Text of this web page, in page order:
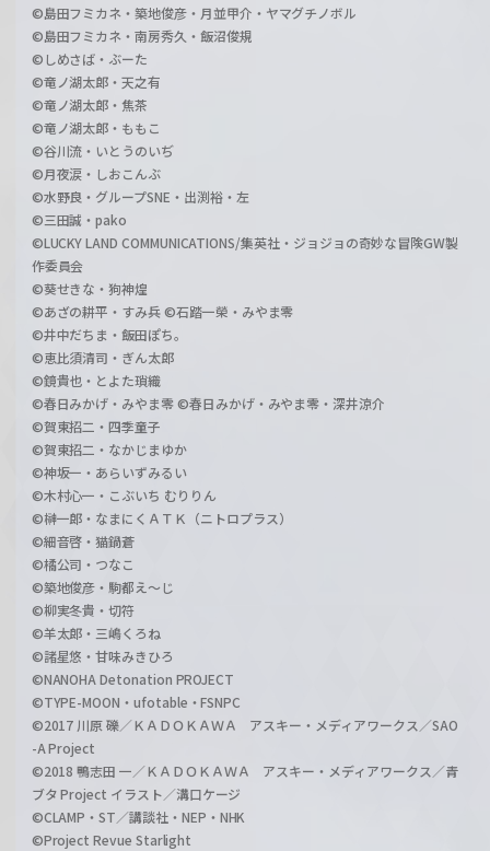
©島田フミカネ・築地俊彦・月並甲介・ヤマグチノボル
©島田フミカネ・南房秀久・飯沼俊規
©しめさば・ぶーた
©竜ノ湖太郎・天之有
©竜ノ湖太郎・焦茶
©竜ノ湖太郎・ももこ
©谷川流・いとうのいぢ
©月夜涙・しおこんぶ
©水野良・グループSNE・出渕裕・左
©三田誠・pako
©LUCKY LAND COMMUNICATIONS/集英社・ジョジョの奇妙な冒険GW製
作委員会
©葵せきな・狗神煌
©あざの耕平・すみ兵 ©石踏一榮・みやま零
©井中だちま・飯田ぽち。
©恵比須清司・ぎん太郎
©鏡貴也・とよた瑣織
©春日みかげ・みやま零 ©春日みかげ・みやま零・深井涼介
©賀東招二・四季童子
©賀東招二・なかじまゆか
©神坂一・あらいずみるい
©木村心一・こぶいち むりりん
©榊一郎・なまにくＡＴＫ（ニトロプラス）
©細音啓・猫鍋蒼
©橘公司・つなこ
©築地俊彦・駒都え～じ
©柳実冬貴・切符
©羊太郎・三嶋くろね
©諸星悠・甘味みきひろ
©NANOHA Detonation PROJECT
©TYPE-MOON・ufotable・FSNPC
©2017 川原 礫／ＫＡＤＯＫＡＷＡ アスキー・メディアワークス／SAO
-A Project
©2018 鴨志田 一／ＫＡＤＯＫＡＷＡ アスキー・メディアワークス／青
ブタ Project イラスト／溝口ケージ
©CLAMP・ST／講談社・NEP・NHK
©Project Revue Starlight